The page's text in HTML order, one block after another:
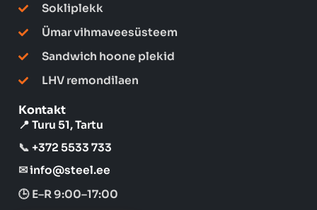
b
o
Sokliplekk
Ümar vihmaveesüsteem
Sandwich hoone plekid
LHV remondilaen
Kontakt
📍 Turu 51, Tartu
📞 +372 5533 733
✉info@steel.ee
🕒 E–R 9:00–17:00